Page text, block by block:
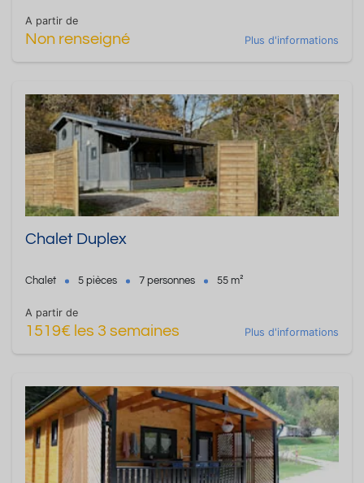
A partir de
Non renseigné Plus d'informations
Chalet Duplex
Chalet 5 pièces 7 personnes 55 m²
A partir de
1519€ les 3 semaines Plus d'informations